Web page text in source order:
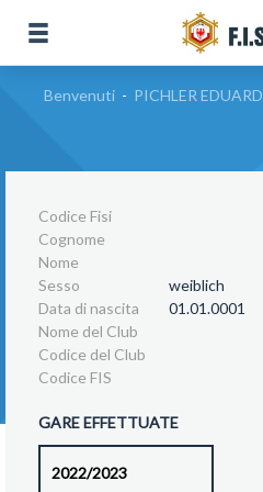
Benvenuti - PICHLER EDUARD
Codice Fisi
Cognome
Nome
Sesso
weiblich
Data di nascita
01.01.0001
Nome del Club
Codice del Club
Codice FIS
GARE EFFETTUATE